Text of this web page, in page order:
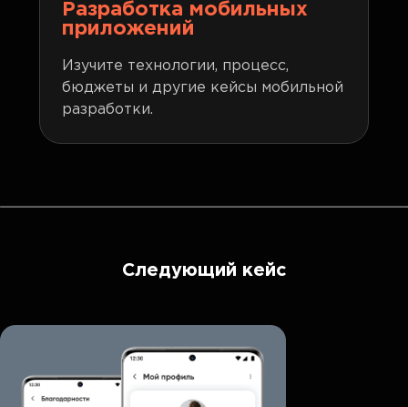
Разработка мобильных
приложений
Изучите технологии, процесс,
бюджеты и другие кейсы мобильной
разработки.
Следующий кейс